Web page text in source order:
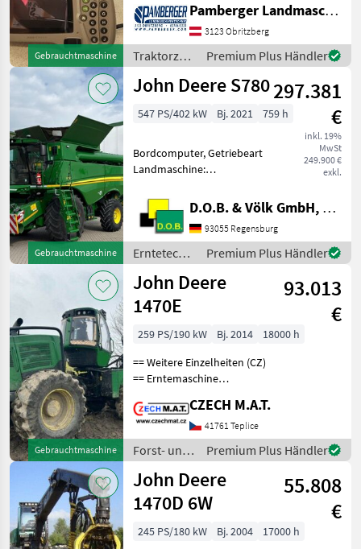
Gebrauchtmaschine
Starfire 3000 auf SF1
-)GreenStar 1800 Display
-)Lenkradmotor
Pamberger Landmaschinentechnik GmbH
3123 Obritzberg
Traktorzubehör
/ John
Deere
Premium Plus Händler
Gebrauchtmaschine
John Deere S780297.381
€
inkl. 19%
MwSt
249.900 €
exkl.
547 PS/402 kW Bj. 2021 759 h
Bordcomputer, Getriebeart
Landmaschine:
Ertragsmessung-GPS,
Kabine, Klimaanlage,
Strohhäcksler Bereifung
vorne optional: Reifen nach
Wahl oder Ketten m
D.O.B. & Völk GmbH, Filiale Regensburg
93055 Regensburg
Erntetechnik
Ackerbau /
John Deere
Premium Plus Händler
Gebrauchtmaschine
John Deere
1470E
93.013
€
259 PS/190 kW Bj. 2014
18000 h
== Weitere Einzelheiten (CZ)
== Erntemaschine
2014 Laufleistung 17 000
Motorstunden 190 kW
Motor Gewicht 22.9t 6x6
Antrieb Mähdrescherkopf
CZECH M.A.T.
41761 Teplice
Forst- und
Holztechnik
/ John
Deere
Premium Plus Händler
John Deere
1470D 6W
55.808
€
245 PS/180 kW Bj. 2004
17000 h